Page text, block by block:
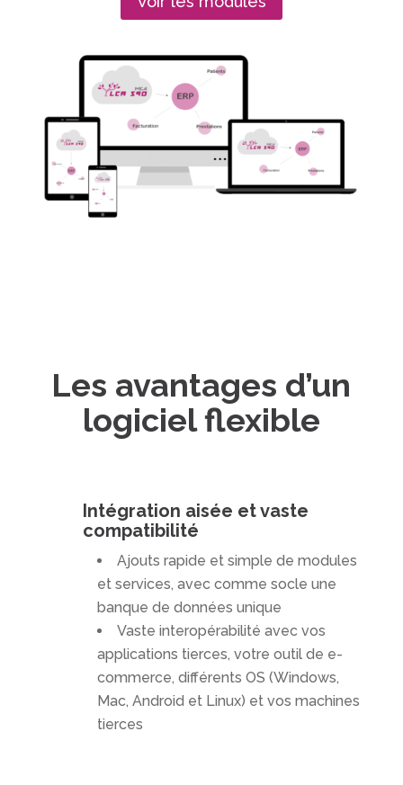
Les avantages d’un
logiciel flexible
Intégration aisée et vaste
compatibilité
Ajouts rapide et simple de modules
et services, avec comme socle une
banque de données unique
Vaste interopérabilité avec vos
applications tierces, votre outil de e-
commerce, différents OS (Windows,
Mac, Android et Linux) et vos machines
tierces